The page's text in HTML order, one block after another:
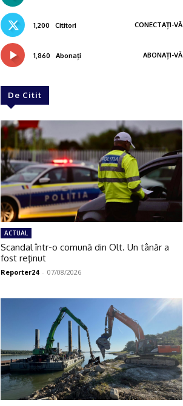
1,200 Cititori CONECTAȚI-VĂ
1,860 Abonați ABONAȚI-VĂ
De Citit
ACTUAL
Scandal într-o comună din Olt. Un tânăr a
fost reţinut
Reporter24 - 07/08/2026